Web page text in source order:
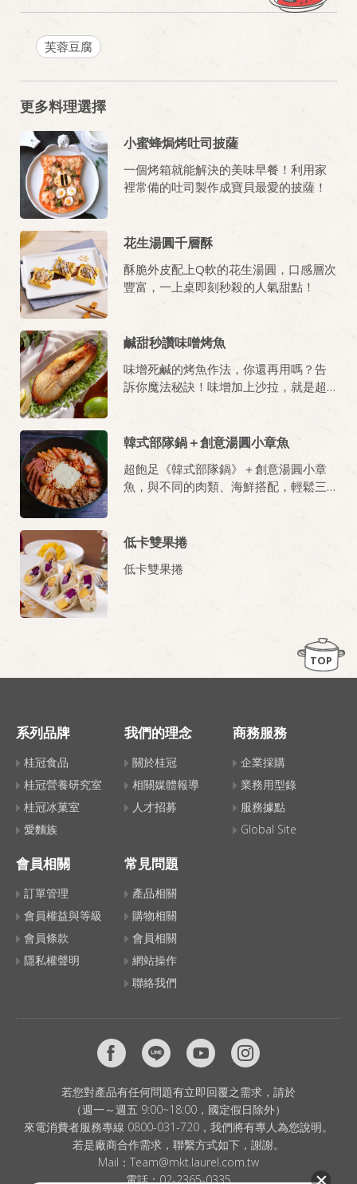
芙蓉豆腐
更多料理選擇
小蜜蜂焗烤吐司披薩
一個烤箱就能解決的美味早餐！利用家
裡常備的吐司製作成寶貝最愛的披薩！
花生湯圓千層酥
酥脆外皮配上Q軟的花生湯圓，口感層次
豐富，一上桌即刻秒殺的人氣甜點！
鹹甜秒讚味噌烤魚
味增死鹹的烤魚作法，你還再用嗎？告
訴你魔法秘訣！味增加上沙拉，就是超
補充GOGOGO！
韓式部隊鍋＋創意湯圓小章魚
超飽足《韓式部隊鍋》＋創意湯圓小章
魚，與不同的肉類、海鮮搭配，輕鬆三
低卡雙果捲
低卡雙果捲
TOP
系列品牌
桂冠食品
桂冠營養研究室
桂冠冰菓室
愛麵族
我們的理念
關於桂冠
相關媒體報導
人才招募
商務服務
企業採購
業務用型錄
服務據點
Global Site
會員相關
訂單管理
會員權益與等級
會員條款
隱私權聲明
常見問題
產品相關
購物相關
會員相關
網站操作
聯絡我們
若您對產品有任何問題有立即回覆之需求，請於
（週一～週五 9:00~18:00，國定假日除外）
來電消費者服務專線 0800-031-720，我們將有專人為您說明。
若是廠商合作需求，聯繫方式如下，謝謝。
Mail： Team@mkt.laurel.com.tw
電話：02-2365-0335